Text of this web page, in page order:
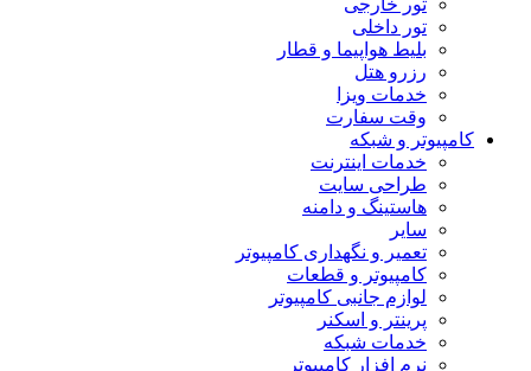
تور خارجی
تور داخلی
بلیط هواپیما و قطار
رزرو هتل
خدمات ویزا
وقت سفارت
کامپیوتر و شبکه
خدمات اینترنت
طراحی سایت
هاستینگ و دامنه
سایر
تعمیر و نگهداری کامپیوتر
کامپیوتر و قطعات
لوازم جانبی کامپیوتر
پرینتر و اسکنر
خدمات شبکه
نرم افزار کامپیوتر